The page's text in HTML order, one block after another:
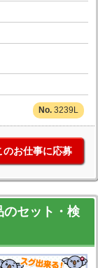
3239L
のお仕事に応募
のセット・検